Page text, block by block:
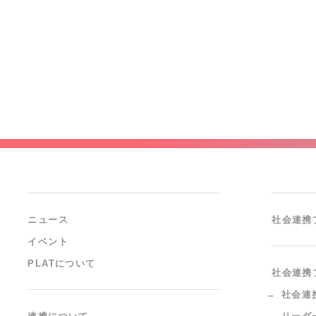
ニュース
イベント
PLATについて
社会連携
社会連携
社会連